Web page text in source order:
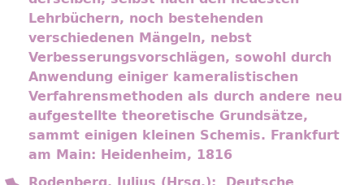
Lehrbüchern, noch bestehenden
verschiedenen Mängeln, nebst
Verbesserungsvorschlägen, sowohl durch
Anwendung einiger kameralistischen
Verfahrensmethoden als durch andere neu
aufgestellte theoretische Grundsätze,
sammt einigen kleinen Schemis. Frankfurt
am Main: Heidenheim, 1816